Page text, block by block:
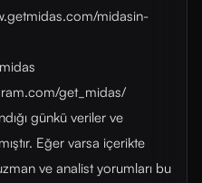
midasin-
get_midas/
günkü veriler ve
Eğer varsa içerikte
ve analist yorumları bu